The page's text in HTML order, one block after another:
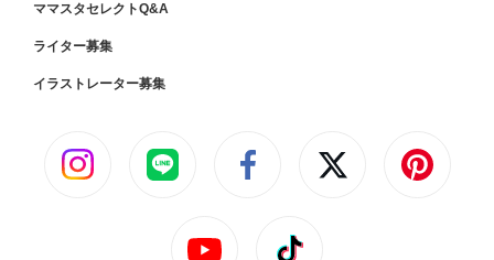
ママスタセレクトQ&A
ライター募集
イラストレーター募集